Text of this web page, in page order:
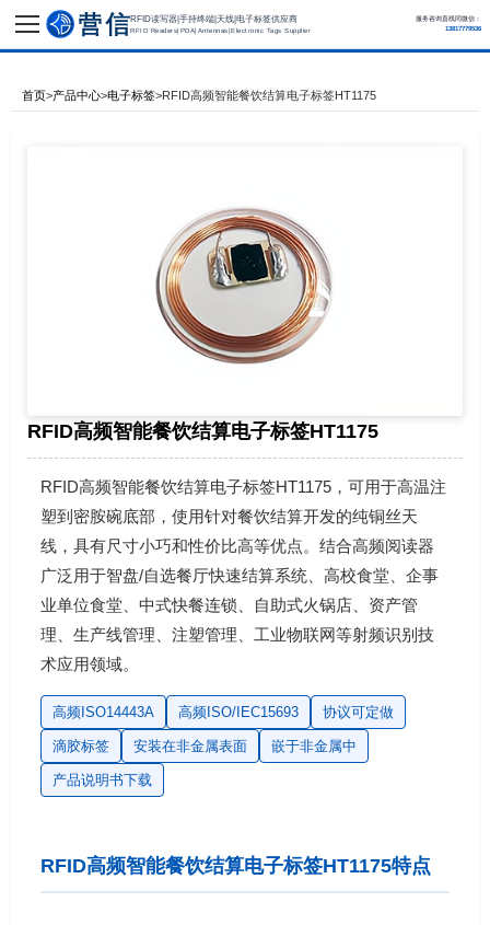
RFID读写器|手持终端|天线|电子标签供应商
RFID Readers|PDA|Antennas|Electronic Tags Supplier
服务咨询直线同微信：
13817779536
首页>产品中心>电子标签>RFID高频智能餐饮结算电子标签HT1175
RFID高频智能餐饮结算电子标签HT1175
RFID高频智能餐饮结算电子标签HT1175，可用于高温注
塑到密胺碗底部，使用针对餐饮结算开发的纯铜丝天
线，具有尺寸小巧和性价比高等优点。结合高频阅读器
广泛用于智盘/自选餐厅快速结算系统、高校食堂、企事
业单位食堂、中式快餐连锁、自助式火锅店、资产管
理、生产线管理、注塑管理、工业物联网等射频识别技
术应用领域。
高频ISO14443A 高频ISO/IEC15693 协议可定做
滴胶标签 安装在非金属表面 嵌于非金属中
产品说明书下载
RFID高频智能餐饮结算电子标签HT1175特点